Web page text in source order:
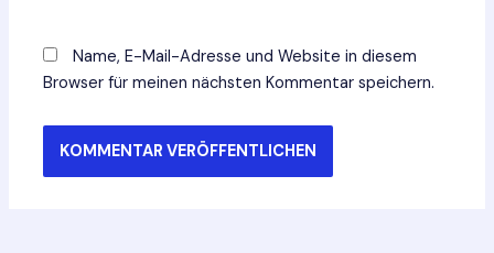
Name, E-Mail-Adresse und Website in diesem
Browser für meinen nächsten Kommentar speichern.